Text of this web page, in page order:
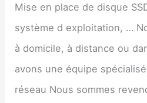
Mise en place de disque
système d exploitation, …
à domicile, à distance ou
avons une équipe
réseau Nous sommes